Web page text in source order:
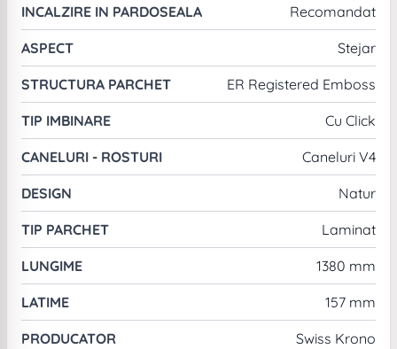
INCALZIRE IN PARDOSEALA Recomandat
ASPECT Stejar
STRUCTURA PARCHET ER Registered Emboss
TIP IMBINARE Cu Click
CANELURI - ROSTURI Caneluri V4
DESIGN Natur
TIP PARCHET Laminat
LUNGIME 1380 mm
LATIME 157 mm
PRODUCATOR Swiss Krono